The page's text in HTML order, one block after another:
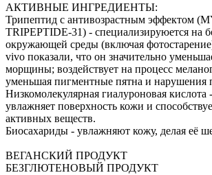
АКТИВНЫЕ ИНГРЕДИЕНТЫ:
Трипептид с антивозрастным эффектом
TRIPEPTIDE-31) - специализируюется на
окружающей среды (включая
vivo показали, что он значительно
морщины; воздействует на процесс
уменьшая пигментные пятна и нарушения
Низкомолекулярная гиалуроновая кислота
увлажняет поверхность кожи и
активных веществ.
Биосахариды - увлажняют кожу, делая её
ВЕГАНСКИЙ ПРОДУКТ
БЕЗГЛЮТЕНОВЫЙ ПРОДУКТ